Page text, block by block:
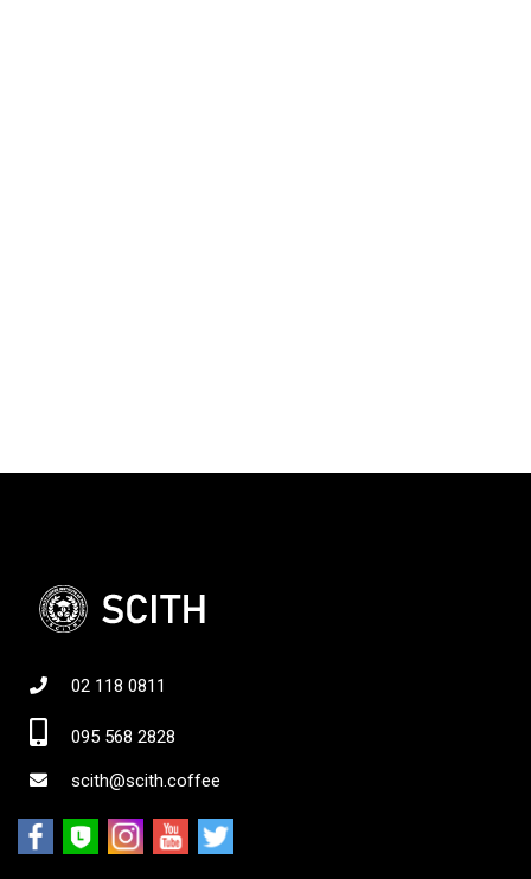
02 118 0811
095 568 2828
scith@scith.coffee